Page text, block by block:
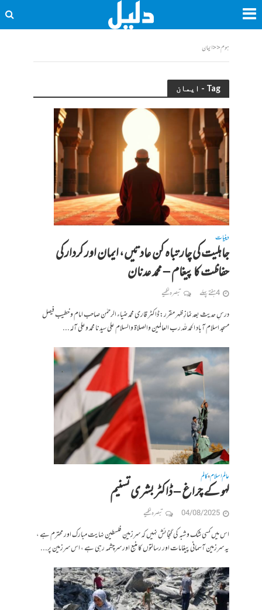
ہوم<<ایمان
Tag - ایمان
دینیات
جاہلیت کی چار تباہ کن عادتیں، ایمان اور کردار کی
حفاظت کا پیغام – محمد عدنان
4 ہفتے پہلے تبصرہ لکھیے
درسِ حدیث بعد نمازِ ظہر مقرر: ڈاکٹر قاری محمد ضیاء الرحمٰن صاحب امام و خطیب فیصل
مسجد اسلام آباد الحمد للہ رب العالمین والصلاة والسلام على سيدنا محمد وعلى آله...
عالم اسلام•کالم
لہو کے چراغ – ڈاکٹر بشری تسنیم
04/08/2025 تبصرہ لکھیے
اس میں کسی شک و شبہ کی گنجائش نہیں کہ سرزمینِ فلسطین نہایت مبارک اور محترم ہے ،
یہ سرزمین آسمانی پیغامات اور رسالتوں کا منبع اور سرچشمہ رہی ہے ، اس سرزمین پر...